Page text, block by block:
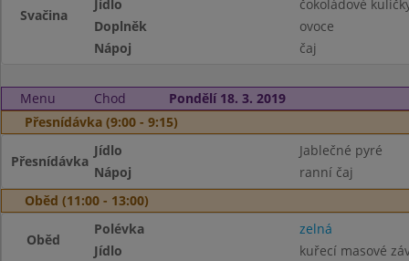
Svačina
Jídlo
čokoládové
Doplněk
ovoce
Nápoj
čaj
Menu Chod
Pondělí 18. 3. 2019
Přesnídávka (9:00 - 9:15)
Přesnídávka
Jídlo
Jablečné pyré
Nápoj
ranní čaj
Oběd (11:00 - 13:00)
Oběd
Polévka
zelná
Jídlo
kuřecí masové